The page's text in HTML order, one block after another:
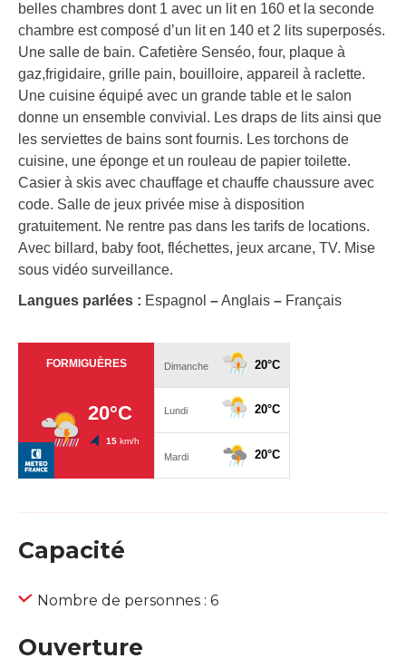
belles chambres dont 1 avec un lit en 160 et la seconde
chambre est composé d’un lit en 140 et 2 lits superposés.
Une salle de bain. Cafetière Senséo, four, plaque à
gaz,frigidaire, grille pain, bouilloire, appareil à raclette.
Une cuisine équipé avec un grande table et le salon
donne un ensemble convivial. Les draps de lits ainsi que
les serviettes de bains sont fournis. Les torchons de
cuisine, une éponge et un rouleau de papier toilette.
Casier à skis avec chauffage et chauffe chaussure avec
code. Salle de jeux privée mise à disposition
gratuitement. Ne rentre pas dans les tarifs de locations.
Avec billard, baby foot, fléchettes, jeux arcane, TV. Mise
sous vidéo surveillance.
Langues parlées : Espagnol –Anglais – Français
Capacité
Nombre de personnes : 6
Ouverture